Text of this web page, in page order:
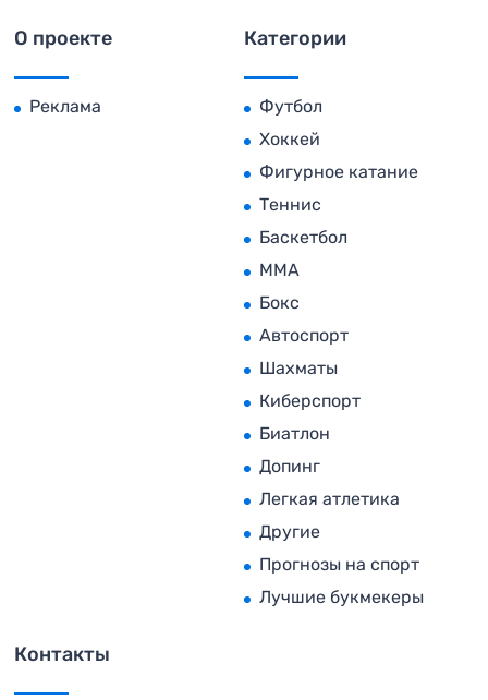
О проекте
Реклама
Категории
Футбол
Хоккей
Фигурное катание
Теннис
Баскетбол
MMA
Бокс
Автоспорт
Шахматы
Киберспорт
Биатлон
Допинг
Легкая атлетика
Другие
Прогнозы на спорт
Лучшие букмекеры
Контакты